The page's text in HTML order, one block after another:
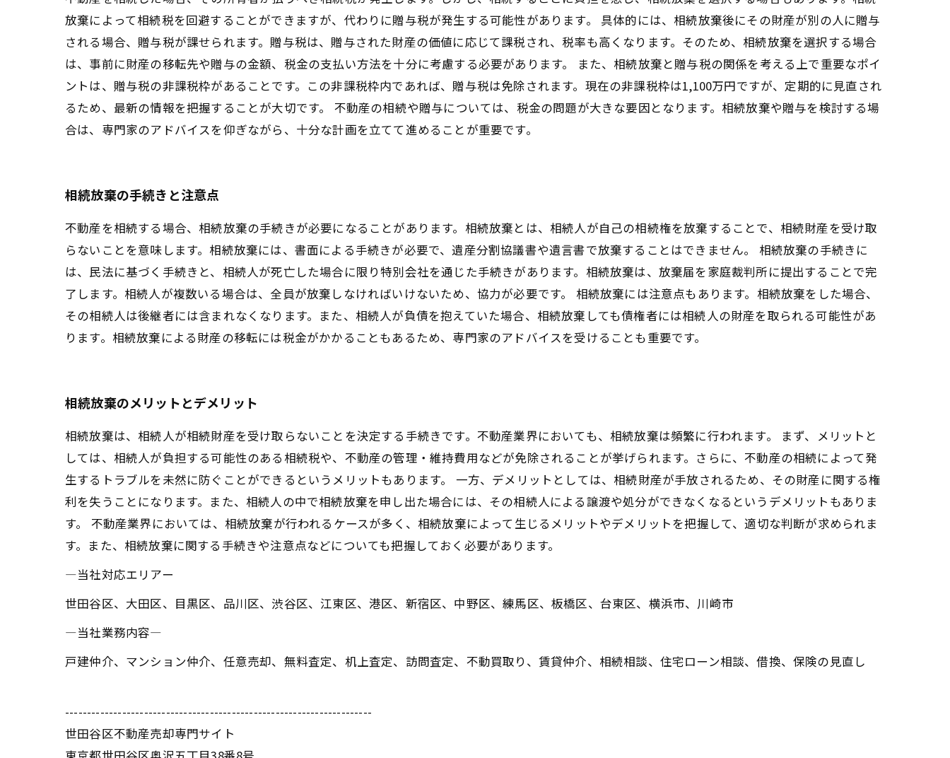
放棄によって相続税を回避することができますが、代わりに贈与税が発生する可能性があります。 具体的には、相続放棄後にその財産が別の人に贈与
される場合、贈与税が課せられます。贈与税は、贈与された財産の価値に応じて課税され、税率も高くなります。そのため、相続放棄を選択する場合
は、事前に財産の移転先や贈与の金額、税金の支払い方法を十分に考慮する必要があります。 また、相続放棄と贈与税の関係を考える上で重要なポイ
ントは、贈与税の非課税枠があることです。この非課税枠内であれば、贈与税は免除されます。現在の非課税枠は1,100万円ですが、定期的に見直され
るため、最新の情報を把握することが大切です。 不動産の相続や贈与については、税金の問題が大きな要因となります。相続放棄や贈与を検討する場
合は、専門家のアドバイスを仰ぎながら、十分な計画を立てて進めることが重要です。
相続放棄の手続きと注意点
不動産を相続する場合、相続放棄の手続きが必要になることがあります。相続放棄とは、相続人が自己の相続権を放棄することで、相続財産を受け取
らないことを意味します。相続放棄には、書面による手続きが必要で、遺産分割協議書や遺言書で放棄することはできません。 相続放棄の手続きに
は、民法に基づく手続きと、相続人が死亡した場合に限り特別会社を通じた手続きがあります。相続放棄は、放棄届を家庭裁判所に提出することで完
了します。相続人が複数いる場合は、全員が放棄しなければいけないため、協力が必要です。 相続放棄には注意点もあります。相続放棄をした場合、
その相続人は後継者には含まれなくなります。また、相続人が負債を抱えていた場合、相続放棄しても債権者には相続人の財産を取られる可能性があ
ります。相続放棄による財産の移転には税金がかかることもあるため、専門家のアドバイスを受けることも重要です。
相続放棄のメリットとデメリット
相続放棄は、相続人が相続財産を受け取らないことを決定する手続きです。不動産業界においても、相続放棄は頻繁に行われます。 まず、メリットと
しては、相続人が負担する可能性のある相続税や、不動産の管理・維持費用などが免除されることが挙げられます。さらに、不動産の相続によって発
生するトラブルを未然に防ぐことができるというメリットもあります。 一方、デメリットとしては、相続財産が手放されるため、その財産に関する権
利を失うことになります。また、相続人の中で相続放棄を申し出た場合には、その相続人による譲渡や処分ができなくなるというデメリットもありま
す。 不動産業界においては、相続放棄が行われるケースが多く、相続放棄によって生じるメリットやデメリットを把握して、適切な判断が求められま
す。また、相続放棄に関する手続きや注意点などについても把握しておく必要があります。
―当社対応エリアー
世田谷区、大田区、目黒区、品川区、渋谷区、江東区、港区、新宿区、中野区、練馬区、板橋区、台東区、横浜市、川崎市
―当社業務内容―
戸建仲介、マンション仲介、任意売却、無料査定、机上査定、訪問査定、不動買取り、賃貸仲介、相続相談、住宅ローン相談、借換、保険の見直し
----------------------------------------------------------------------
世田谷区不動産売却専門サイト